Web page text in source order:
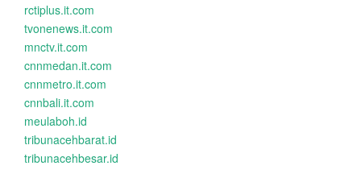
rctiplus.it.com
tvonenews.it.com
mnctv.it.com
cnnmedan.it.com
cnnmetro.it.com
cnnbali.it.com
meulaboh.id
tribunacehbarat.id
tribunacehbesar.id